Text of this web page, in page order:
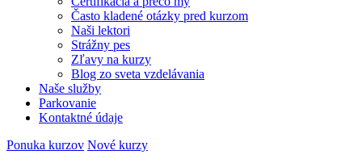
Často kladené otázky pred kurzom
Naši lektori
Strážny pes
Zľavy na kurzy
Blog zo sveta vzdelávania
Naše služby
Parkovanie
Kontaktné údaje
Ponuka kurzov Nové kurzy